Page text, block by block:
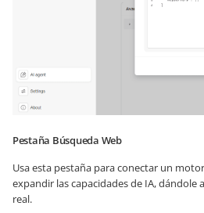
Pestaña Búsqueda Web
Usa esta pestaña para conectar un
expandir las capacidades de IA, dándole
real.